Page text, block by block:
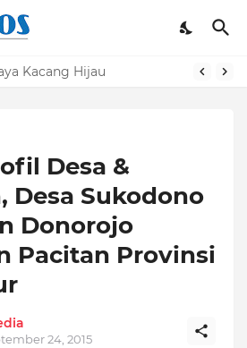
Kacang Hijau
Desa &
Desa Sukodono
Donorojo
Pacitan Provinsi
24, 2015